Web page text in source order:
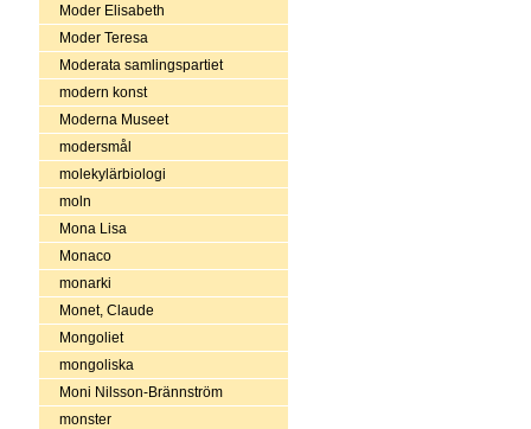
Moder Elisabeth
Moder Teresa
Moderata samlingspartiet
modern konst
Moderna Museet
modersmål
molekylärbiologi
moln
Mona Lisa
Monaco
monarki
Monet, Claude
Mongoliet
mongoliska
Moni Nilsson-Brännström
monster